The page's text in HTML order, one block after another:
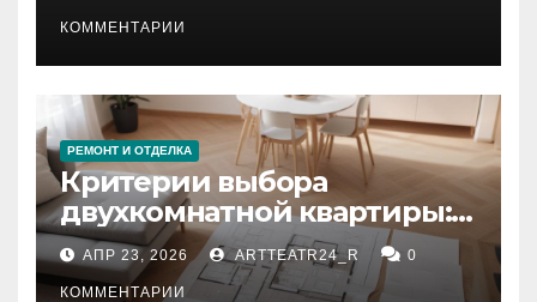
КОММЕНТАРИИ
РЕМОНТ И ОТДЕЛКА
Критерии выбора
двухкомнатной квартиры:
планировка, площадь,
состояние и документация
АПР 23, 2026 ARTTEATR24_R 0
КОММЕНТАРИИ